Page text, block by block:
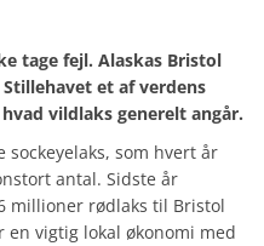
tage fejl. Alaskas Bristol
et af verdens
vildlaks generelt angår.
som hvert år
antal. Sidste år
millioner rødlaks til Bristol
vigtig lokal økonomi med